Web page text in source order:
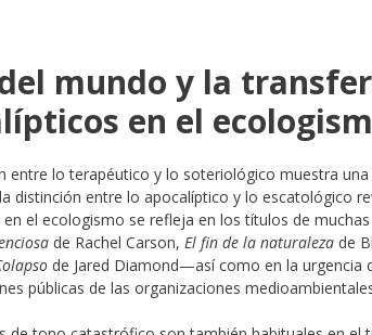
mundo y la
en el
entre lo terapéutico y lo soteriológico muestra
distinción entre lo apocalíptico y lo escatológico
en el ecologismo se refleja en los títulos de
de Rachel Carson, El fin de la naturaleza de
de Jared Diamond—así como en la urgencia
públicas de las organizaciones